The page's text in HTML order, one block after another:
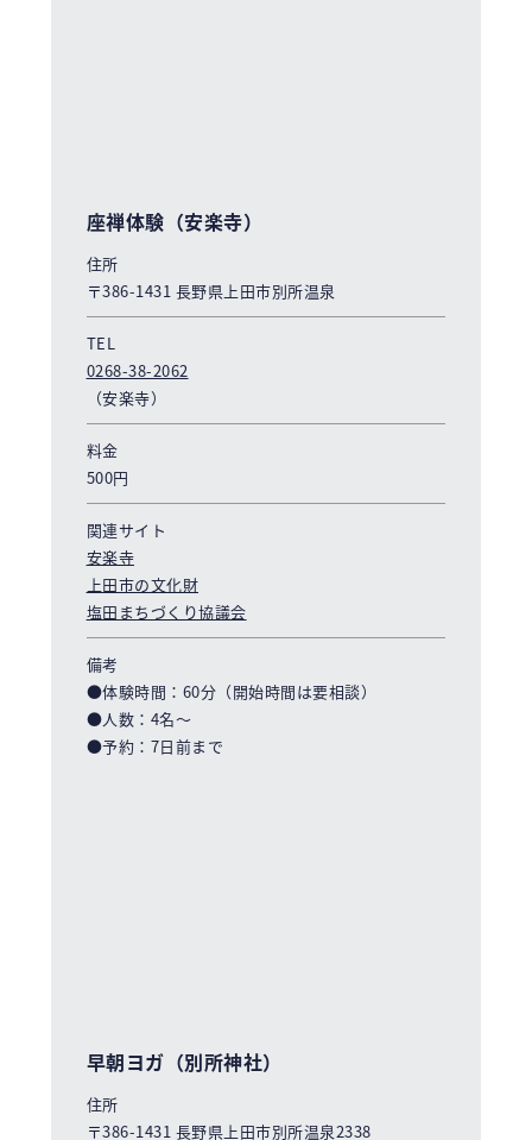
座禅体験（安楽寺）
住所
〒386-1431 長野県上田市別所温泉
TEL
0268-38-2062
（安楽寺）
料金
500円
関連サイト
安楽寺
上田市の文化財
塩田まちづくり協議会
備考
●体験時間：60分（開始時間は要相談）
●人数：4名〜
●予約：7日前まで
早朝ヨガ（別所神社）
住所
〒386-1431 長野県上田市別所温泉2338